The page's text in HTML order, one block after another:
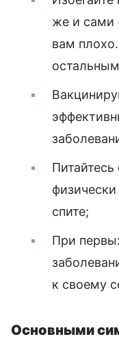
же и сами
вам
Питайтесь
спите;
При
к своему
Основными